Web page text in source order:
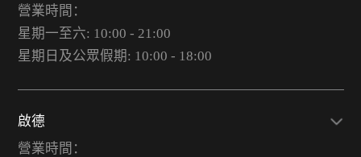
營業時間：
星期一至六: 10:00 - 21:00
星期日及公眾假期: 10:00 - 18:00
啟德
營業時間：